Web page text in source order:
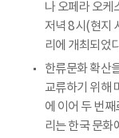
나 오페라 오케
저녁 8시(현지
리에 개최되었
한류문화 확산
교류하기 위해
에 이어 두 번
리는 한국 문화